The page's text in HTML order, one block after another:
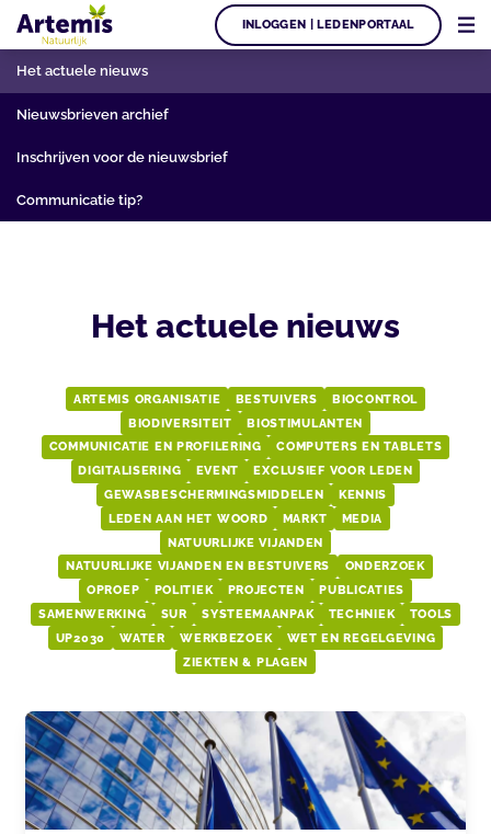
INLOGGEN | LEDENPORTAAL
Het actuele nieuws
Nieuwsbrieven archief
Inschrijven voor de nieuwsbrief
Communicatie tip?
Het actuele nieuws
ARTEMIS ORGANISATIE BESTUIVERS
BIOCONTROL
BIODIVERSITEIT
BIOSTIMULANTEN
COMMUNICATIE EN PROFILERING
COMPUTERS EN TABLETS
DIGITALISERING
EVENT
EXCLUSIEF VOOR LEDEN
GEWASBESCHERMINGSMIDDELEN
KENNIS
LEDEN AAN HET WOORD
MARKT
MEDIA
NATUURLIJKE VIJANDEN
NATUURLIJKE VIJANDEN EN BESTUIVERS
ONDERZOEK
OPROEP
POLITIEK PROJECTEN
PUBLICATIES
SAMENWERKING
SUR SYSTEEMAANPAK TECHNIEK
TOOLS
UP2030
WATER WERKBEZOEK
WET EN REGELGEVING
ZIEKTEN & PLAGEN